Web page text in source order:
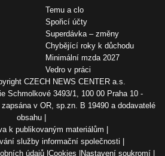
Temu a clo
Spořicí účty
Superdávka – změny
Chybějící roky k důchodu
Minimální mzda 2027
Vedro v práci
CZECH NEWS CENTER a.s.
Schmolkové 3493/1, 100 00 Praha 10 -
v OR, sp.zn. B 19490 a dodavatelé
obsahu
k publikovaným materiálům
služby informační společnosti
údajů Cookies Nastavení soukromí